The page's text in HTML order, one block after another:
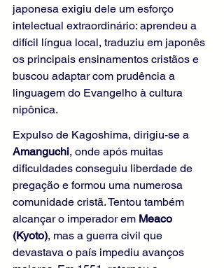
japonesa exigiu dele um esforço
intelectual extraordinário: aprendeu a
difícil língua local, traduziu em japonês
os principais ensinamentos cristãos e
buscou adaptar com prudência a
linguagem do Evangelho à cultura
nipônica.
Expulso de Kagoshima, dirigiu-se a
Amanguchi, onde após muitas
dificuldades conseguiu liberdade de
pregação e formou uma numerosa
comunidade cristã. Tentou também
alcançar o imperador em Meaco
(Kyoto), mas a guerra civil que
devastava o país impediu avanços